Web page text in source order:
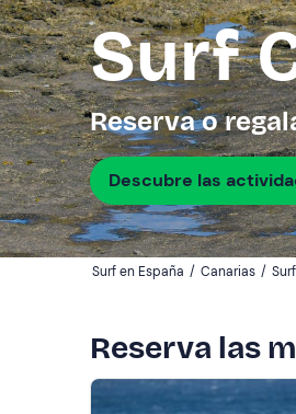
Surf
Reserva o
Descubre las
Surf en España / Canarias /
Reserva las